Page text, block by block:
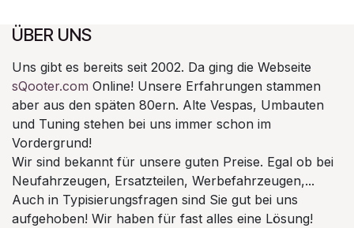
ÜBER UNS
Uns gibt es bereits seit 2002. Da ging die Webseite
sQooter.com Online! Unsere Erfahrungen stammen
aber aus den späten 80ern. Alte Vespas, Umbauten
und Tuning stehen bei uns immer schon im
Vordergrund!
Wir sind bekannt für unsere guten Preise. Egal ob bei
Neufahrzeugen, Ersatzteilen, Werbefahrzeugen,...
Auch in Typisierungsfragen sind Sie gut bei uns
aufgehoben! Wir haben für fast alles eine Lösung!